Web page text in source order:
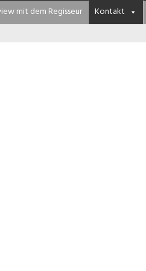
mit dem Regisseur Kontakt